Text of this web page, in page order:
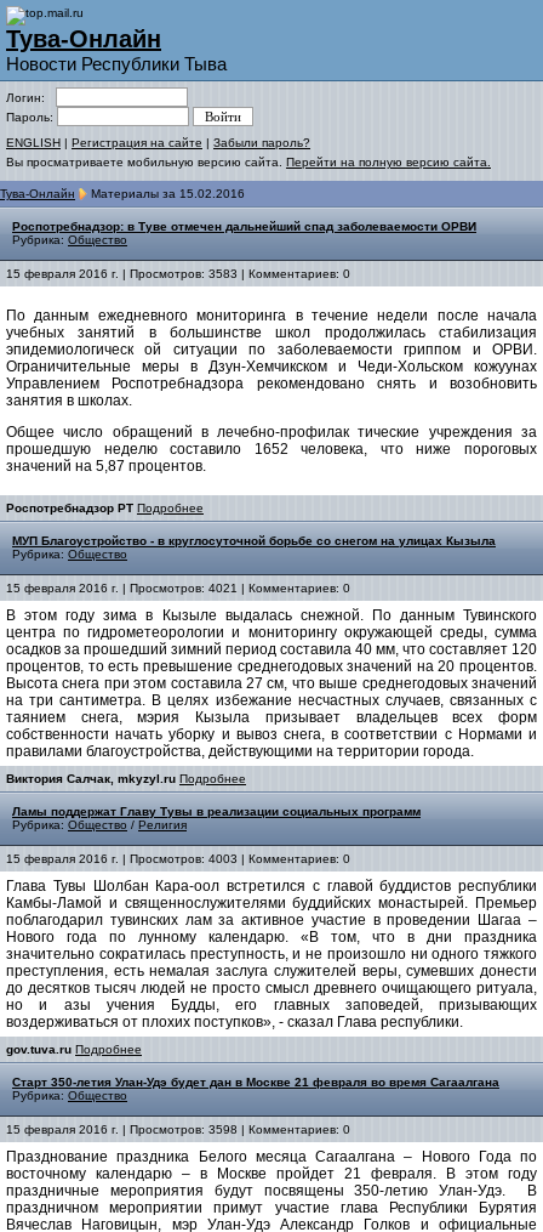
Тува-Онлайн
Новости Республики Тыва
Логин:
Пароль:
ENGLISH | Регистрация на сайте | Забыли пароль?
Вы просматриваете мобильную версию сайта. Перейти на полную версию сайта.
Тува-Онлайн Материалы за 15.02.2016
Роспотребнадзор: в Туве отмечен дальнейший спад заболеваемости ОРВИ
Рубрика: Общество
15 февраля 2016 г. | Просмотров: 3583 | Комментариев: 0
По данным ежедневного мониторинга в течение недели после начала
учебных занятий в большинстве школ продолжилась стабилизация
эпидемиологической ситуации по заболеваемости гриппом и ОРВИ.
Ограничительные меры в Дзун-Хемчикском и Чеди-Хольском кожуунах
Управлением Роспотребнадзора рекомендовано снять и возобновить
занятия в школах.
Общее число обращений в лечебно-профилактические учреждения за
прошедшую неделю составило 1652 человека, что ниже пороговых
значений на 5,87 процентов.
Роспотребнадзор РТ Подробнее
МУП Благоустройство - в круглосуточной борьбе со снегом на улицах Кызыла
Рубрика: Общество
15 февраля 2016 г. | Просмотров: 4021 | Комментариев: 0
В этом году зима в Кызыле выдалась снежной. По данным Тувинского
центра по гидрометеорологии и мониторингу окружающей среды, сумма
осадков за прошедший зимний период составила 40 мм, что составляет 120
процентов, то есть превышение среднегодовых значений на 20 процентов.
Высота снега при этом составила 27 см, что выше среднегодовых значений
на три сантиметра. В целях избежание несчастных случаев, связанных с
таянием снега, мэрия Кызыла призывает владельцев всех форм
собственности начать уборку и вывоз снега, в соответствии с Нормами и
правилами благоустройства, действующими на территории города.
Виктория Салчак, mkyzyl.ru Подробнее
Ламы поддержат Главу Тувы в реализации социальных программ
Рубрика: Общество / Религия
15 февраля 2016 г. | Просмотров: 4003 | Комментариев: 0
Глава Тувы Шолбан Кара-оол встретился с главой буддистов республики
Камбы-Ламой и священнослужителями буддийских монастырей. Премьер
поблагодарил тувинских лам за активное участие в проведении Шагаа –
Нового года по лунному календарю. «В том, что в дни праздника
значительно сократилась преступность, и не произошло ни одного тяжкого
преступления, есть немалая заслуга служителей веры, сумевших донести
до десятков тысяч людей не просто смысл древнего очищающего ритуала,
но и азы учения Будды, его главных заповедей, призывающих
воздерживаться от плохих поступков», - сказал Глава республики.
gov.tuva.ru Подробнее
Старт 350-летия Улан-Удэ будет дан в Москве 21 февраля во время Сагаалгана
Рубрика: Общество
15 февраля 2016 г. | Просмотров: 3598 | Комментариев: 0
Празднование праздника Белого месяца Сагаалгана – Нового Года по
восточному календарю – в Москве пройдет 21 февраля. В этом году
праздничные мероприятия будут посвящены 350-летию Улан-Удэ. В
праздничном мероприятии примут участие глава Республики Бурятия
Вячеслав Наговицын, мэр Улан-Удэ Александр Голков и официальные